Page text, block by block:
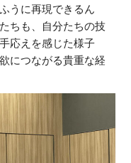
うに再現できるん
ちも、自分たちの技
応えを感じた様子
につながる貴重な経